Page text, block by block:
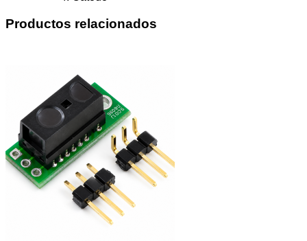
Productos relacionados